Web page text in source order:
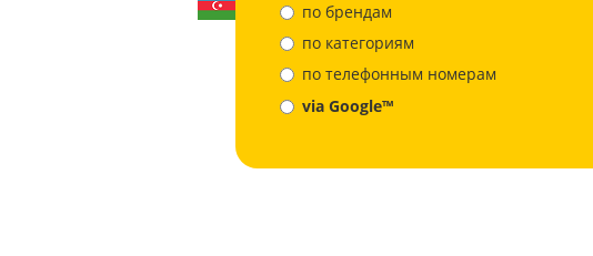
по брендам
по категориям
по телефонным номерам
via Google™